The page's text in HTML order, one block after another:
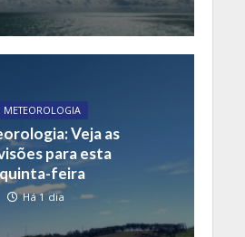
METEOROLOGIA
Veja as
para esta
feira
Há 1 dia